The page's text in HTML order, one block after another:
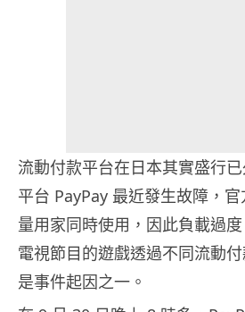
流動付款平台在日本其實盛行
平台 PayPay 最近發生故障，
量用家同時使用，因此負載過
電視節目的遊戲透過不同流動
是事件起因之一。